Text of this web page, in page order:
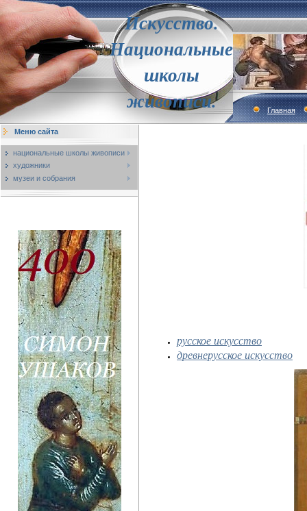
Искусство.
Национальные
школы
живописи.
Главная
Меню сайта
национальные школы живописи
художники
музеи и собрания
русское искусство
древнерусское искусство